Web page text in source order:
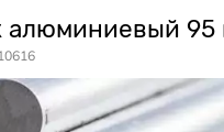
алюминиевый 95